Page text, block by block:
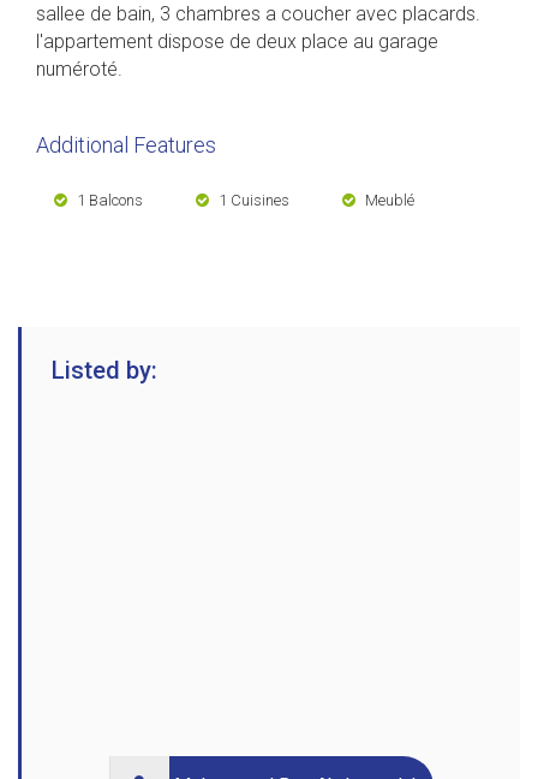
sallee de bain, 3 chambres a coucher avec placards.
l'appartement dispose de deux place au garage
numéroté.
Additional Features
1 Balcons 1 Cuisines Meublé
Listed by: